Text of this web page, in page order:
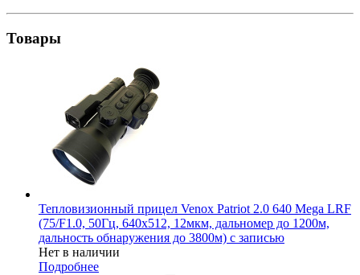
Товары
Тепловизионный прицел Venox Patriot 2.0 640 Mega LRF
(75/F1.0, 50Гц, 640х512, 12мкм, дальномер до 1200м,
дальность обнаружения до 3800м) с записью
Нет в наличии
Подробнее